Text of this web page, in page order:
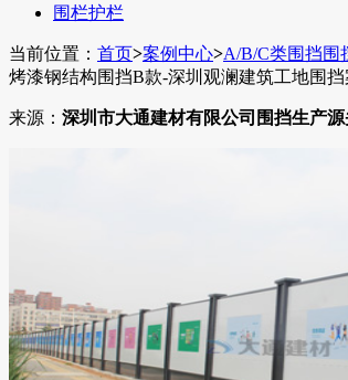
围栏护栏
当前位置： 首页>案例中心>A/B/C类围挡围
烤漆钢结构围挡B款-深圳观澜建筑工地围挡
来源： 深圳市大通建材有限公司围挡生产